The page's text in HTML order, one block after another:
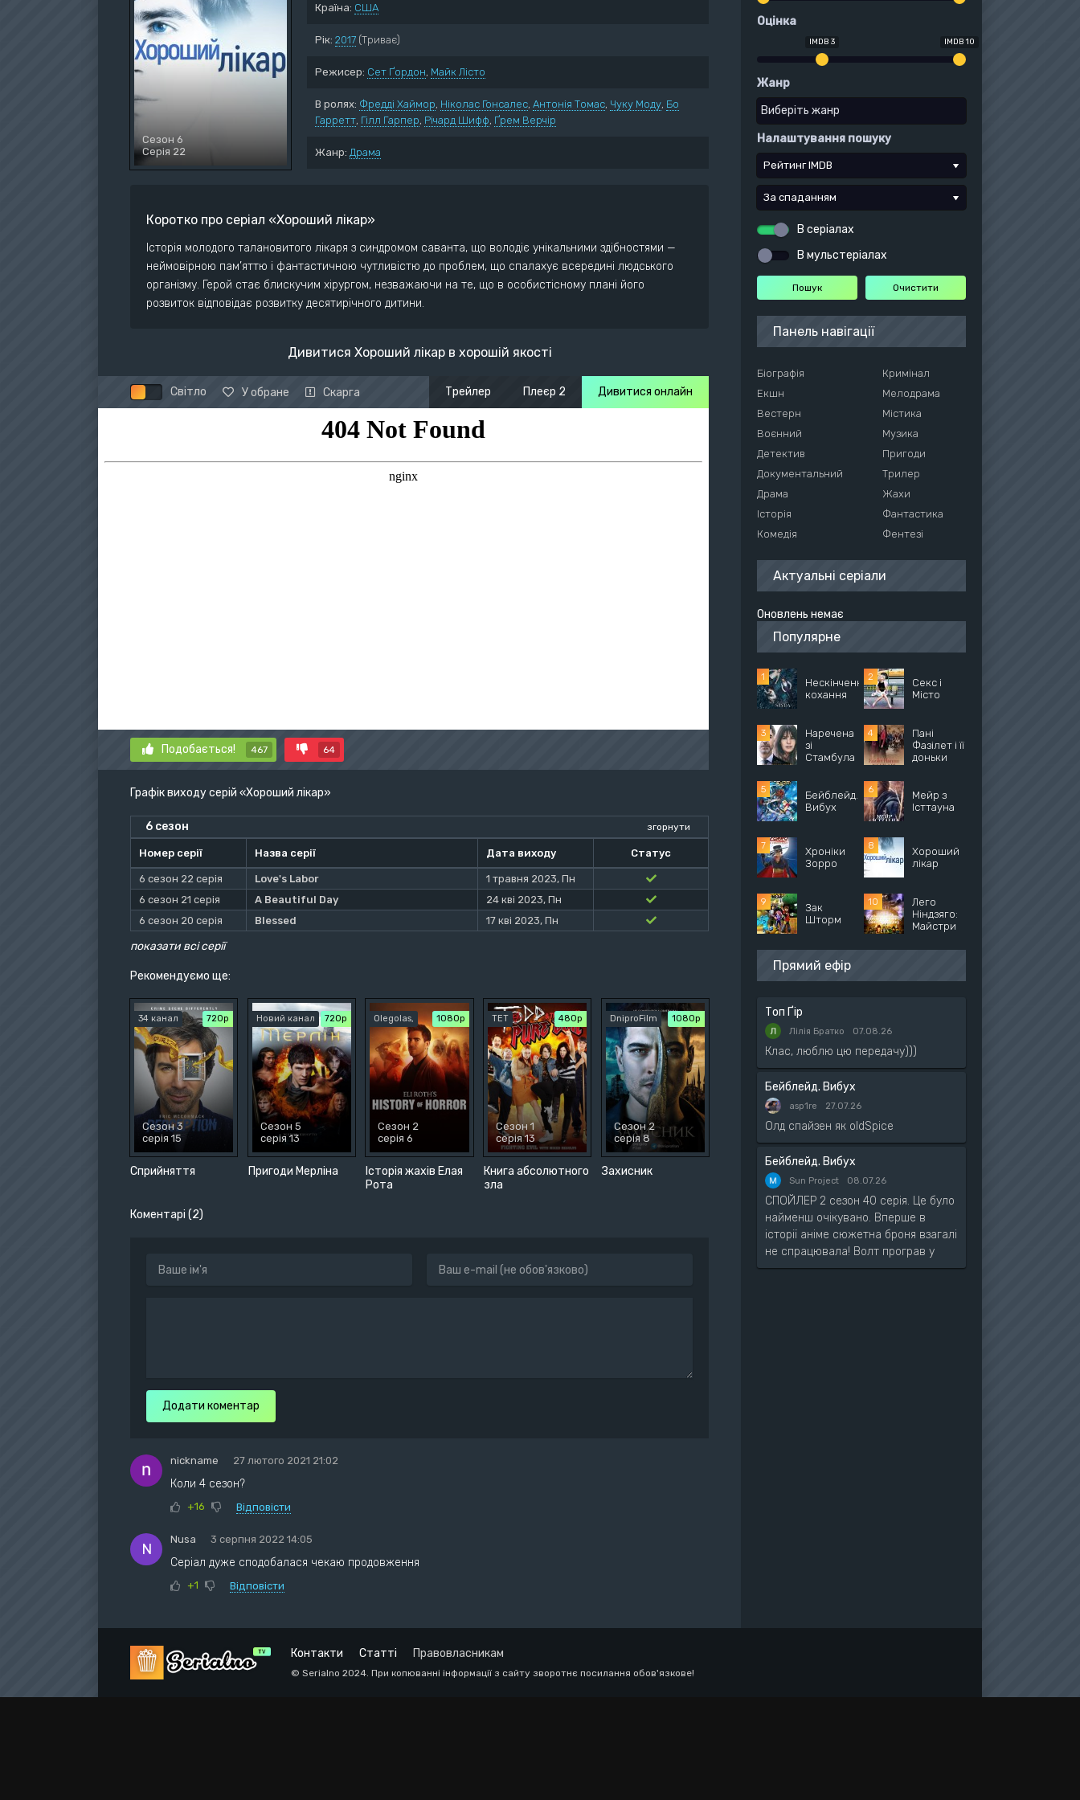
Сезон 6
Серія 22
Країна: США
Рік: 2017 (Триває)
Режисер: Сет Ґордон, Майк Лісто
В ролях: Фредді Хаймор, Ніколас Гонсалес, Антонія Томас, Чуку Моду, Бо
Гарретт, Гілл Гарпер, Річард Шифф, Ґрем Верчір
Жанр: Драма
Коротко про серіал «Хороший лікар»
Історія молодого талановитого лікаря з синдромом саванта, що володіє унікальними здібностями —
неймовірною пам’яттю і фантастичною чутливістю до проблем, що спалахує всередині людського
організму. Герой стає блискучим хірургом, незважаючи на те, що в особистісному плані його
розвиток відповідає розвитку десятирічного дитини.
Дивитися Хороший лікар в хорошій якості
Світло У обране Скарга Дивитися онлайн
Плеєр 2
Трейлер
Подобається! 467 64
Графік виходу серій «Хороший лікар»
6 сезон згорнути
Номер серії Назва серії Дата виходу Статус
6 сезон 22 серія Love's Labor
1 травня 2023, Пн
6 сезон 21 серія
A Beautiful Day
24 кві 2023, Пн
6 сезон 20 серія
Blessed 17 кві 2023, Пн
показати всі серії
Рекомендуємо ще:
Сприйняття
34 канал 720р
Сезон 3
серія 15
Пригоди Мерліна
Новий канал 720р
Сезон 5
серія 13
Історія жахів Елая
Рота
Olegolas, 1080p
Сезон 2
серія 6
Книга абсолютного
зла
ТЕТ 480р
Сезон 1
серія 13
Захисник
DniproFilm 1080p
Сезон 2
серія 8
Коментарі (2)
Додати коментар
nickname 27 лютого 2021 21:02
Коли 4 сезон?
+16 Відповісти
N
Nusa 3 серпня 2022 14:05
Серіал дуже сподобалася чекаю продовження
+1 Відповісти
Оцінка
IMDB 3 IMDB 10
Жанр
Налаштування пошуку
Рейтинг IMDB
За спаданням
В серіалах
В мульстеріалах
Панель навігації
Біографія
Екшн
Вестерн
Воєнний
Детектив
Документальний
Драма
Історія
Комедія
Кримінал
Мелодрама
Містика
Музика
Пригоди
Трилер
Жахи
Фантастика
Фентезі
Актуальні серіали
Оновлень немає
Популярне
Нескінченне
кохання
Секс і
Місто
Наречена
зі
Стамбула
Пані
Фазілет і її
доньки
Бейблейд.
Вибух
Мейр з
Істтауна
Хроніки
Зорро
Хороший
лікар
Зак
Шторм
Лего
Ніндзяго:
Майстри
Прямий ефір
Топ Ґір
Лілія Братко 07.08.26
Клас, люблю цю передачу)))
Бейблейд. Вибух
asp1re 27.07.26
Олд спайзен як oldSpice
Бейблейд. Вибух
Sun Project 08.07.26
СПОЙЛЕР 2 сезон 40 серія. Це було
найменш очікувано. Вперше в
історії аніме сюжетна броня взагалі
не спрацювала! Волт програв у
Воєнний
Детектив
Драма
Історія
Комедія
Фентезі
Контакти Статті Правовласникам
© Serialno 2024. При копюванні інформації з сайту зворотнє посилання обов'язкове!